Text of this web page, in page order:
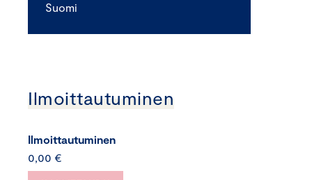
Suomi
Ilmoittautuminen
Ilmoittautuminen
0,00 €